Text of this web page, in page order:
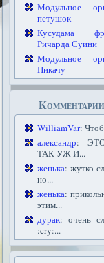
Модульное
петушок
Кусудама
Ричарда Суини
Модульное
Пикачу
Комментарии
WilliamVar:
александр:
ТАК УЖ И...
женька: жутко
но...
женька:
этим...
дурак: очень
:cry:...